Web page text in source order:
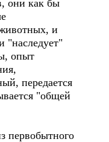
они как бы
и
"наследует"
опыт
передается
"общей
первобытного